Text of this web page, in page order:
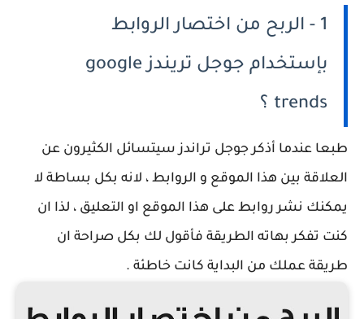
1 - الربح من اختصار الروابط
بإستخدام جوجل تريندز google
trends ؟
طبعا عندما أذكر جوجل تراندز سيتسائل الكثيرون عن
العلاقة بين هذا الموقع و الروابط ، لانه بكل بساطة لا
يمكنك نشر روابط على هذا الموقع او التعليق ، لذا ان
كنت تفكر بهاته الطريقة فأقول لك بكل صراحة ان
طريقة عملك من البداية كانت خاطئة .